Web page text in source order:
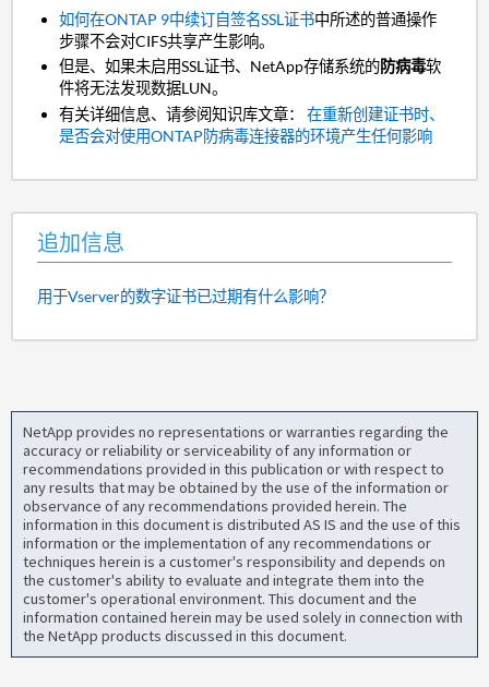
如何在ONTAP 9中续订自签名SSL证书中所述的普通操作
步骤不会对CIFS共享产生影响。
但是、如果未启用SSL证书、NetApp存储系统的防病毒软
件将无法发现数据LUN。
有关详细信息、请参阅知识库文章：在重新创建证书时、
是否会对使用ONTAP防病毒连接器的环境产生任何影响
追加信息
用于Vserver的数字证书已过期有什么影响？
NetApp provides no representations or warranties regarding the
accuracy or reliability or serviceability of any information or
recommendations provided in this publication or with respect to
any results that may be obtained by the use of the information or
observance of any recommendations provided herein. The
information in this document is distributed AS IS and the use of this
information or the implementation of any recommendations or
techniques herein is a customer's responsibility and depends on
the customer's ability to evaluate and integrate them into the
customer's operational environment. This document and the
information contained herein may be used solely in connection with
the NetApp products discussed in this document.